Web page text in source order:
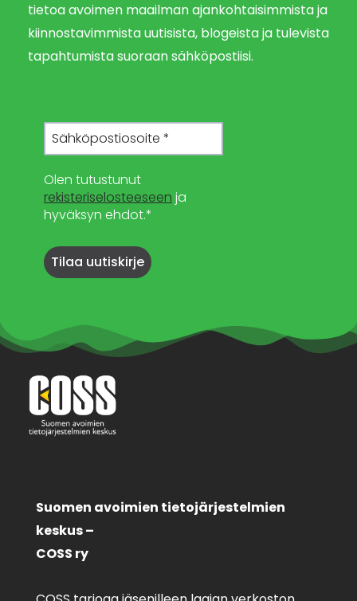
tietoa avoimen maailman ajankohtaisimmista ja
kiinnostavimmista uutisista, blogeista ja tulevista
tapahtumista suoraan sähköpostiisi.
Olen tutustunut
rekisteriselosteeseen ja
hyväksyn ehdot.*
Suomen avoimien tietojärjestelmien
keskus –
COSS ry